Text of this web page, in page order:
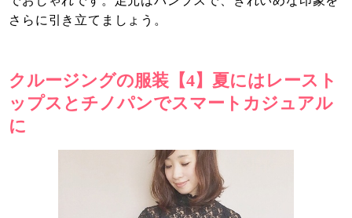
さらに引き立てましょう。
クルージングの服装【4】夏にはレースト
ップスとチノパンでスマートカジュアル
に